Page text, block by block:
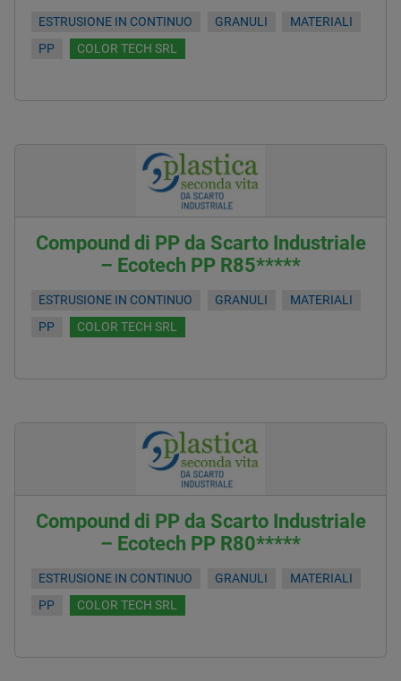
ESTRUSIONE IN CONTINUO GRANULI
MATERIALI
PP
COLOR TECH SRL
Compound di PP da Scarto Industriale
– Ecotech PP R85*****
ESTRUSIONE IN CONTINUO GRANULI
MATERIALI
PP
COLOR TECH SRL
Compound di PP da Scarto Industriale
– Ecotech PP R80*****
ESTRUSIONE IN CONTINUO GRANULI
MATERIALI
PP
COLOR TECH SRL